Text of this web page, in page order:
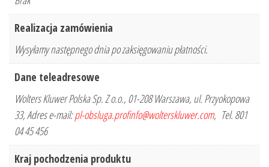
Realizacja zamówienia
Wysyłamy następnego dnia po zaksięgowaniu płatności.
Dane teleadresowe
Wolters Kluwer Polska Sp. Z o.o., 01-208 Warszawa, ul. Przyokopowa
33, Adres e-mail:pl-obsluga.profinfo@wolterskluwer.com, Tel. 801
04 45 456
Kraj pochodzenia produktu